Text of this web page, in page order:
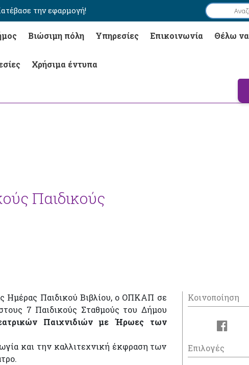
την εφαρμογή!
Βιώσιμη πόλη Υπηρεσίες Επικοινωνία Θέλω να
Χρήσιμα έντυπα
Παιδικούς
Ημέρας Παιδικού Βιβλίου, ο ΟΠΚΑΠ σε
7 Παιδικούς Σταθμούς του Δήμου
Παιχνιδιών με Ήρωες των
και την καλλιτεχνική έκφραση των
Κοινοποίηση
Επιλογές